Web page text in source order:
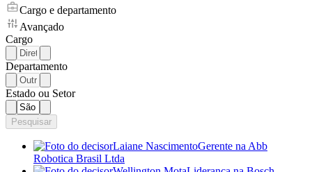
Cargo e departamento
Avançado
Cargo
Departamento
Estado ou Setor
Pesquisar
Laiane NascimentoGerente na Abb
Robotica Brasil Ltda